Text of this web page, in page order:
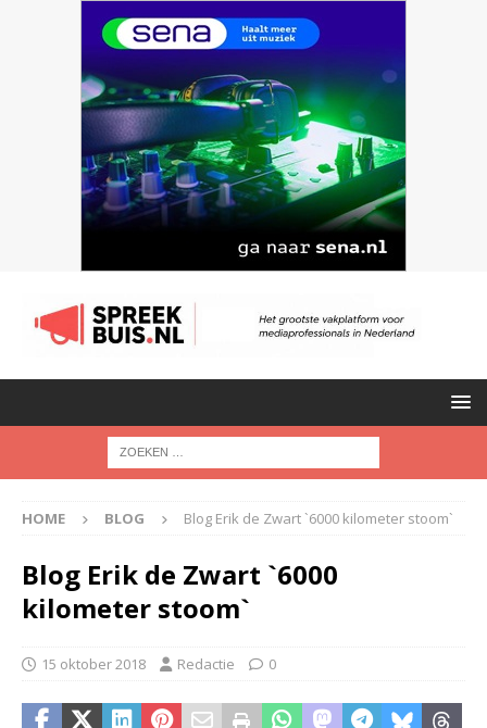
HOME BLOG Blog Erik de Zwart `6000 kilometer stoom`
Blog Erik de Zwart `6000
kilometer stoom`
15 oktober 2018 Redactie 0